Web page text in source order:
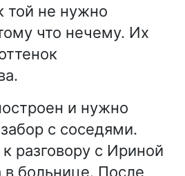
той не нужно
что нечему. Их
и нужно
с соседями.
к разговору с Ириной
в больнице. После